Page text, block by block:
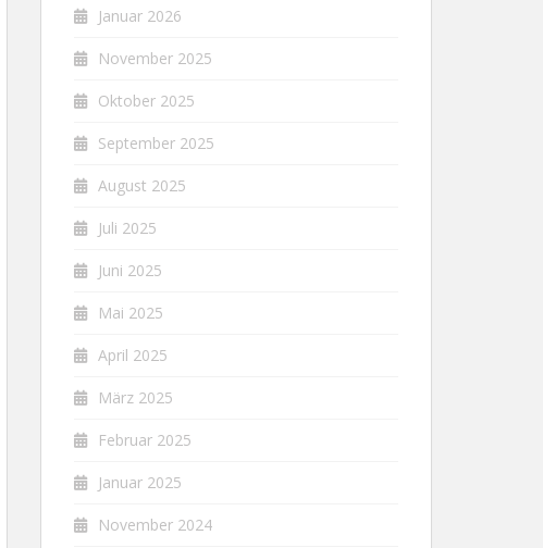
Januar 2026
November 2025
Oktober 2025
September 2025
August 2025
Juli 2025
Juni 2025
Mai 2025
April 2025
März 2025
Februar 2025
Januar 2025
November 2024